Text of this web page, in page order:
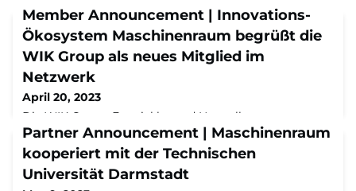
Member Announcement | Innovations-
Ökosystem Maschinenraum begrüßt die
WIK Group als neues Mitglied im
Netzwerk
April 20, 2023
Die WIK Group, Entwickler und Hersteller von
Elektrogeräten, wird Teil des Maschinenraums. Als B2B-
orientiertes Familienunternehmen ist WIK wichtiger
Entwicklungs- und Fertigungspartner für viele
international bekannte Marken.Austausch ist der
Partner Announcement | Maschinenraum
kooperiert mit der Technischen
Universität Darmstadt